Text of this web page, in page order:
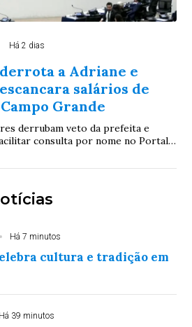
Há 2 dias
a Adriane e
salários de
Grande
derrubam veto da prefeita e
consulta por nome no Portal
Há 7 minutos
cultura e tradição em
Há 39 minutos